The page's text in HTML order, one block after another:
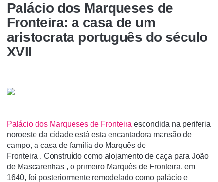
Palácio dos Marqueses de
Fronteira: a casa de um
aristocrata português do século
XVII
Palácio dos Marqueses de Fronteira escondida na periferia
noroeste da cidade está esta encantadora mansão de
campo, a casa de família do Marquês de
Fronteira . Construído como alojamento de caça para João
de Mascarenhas , o primeiro Marquês de Fronteira, em
1640, foi posteriormente remodelado como palácio e